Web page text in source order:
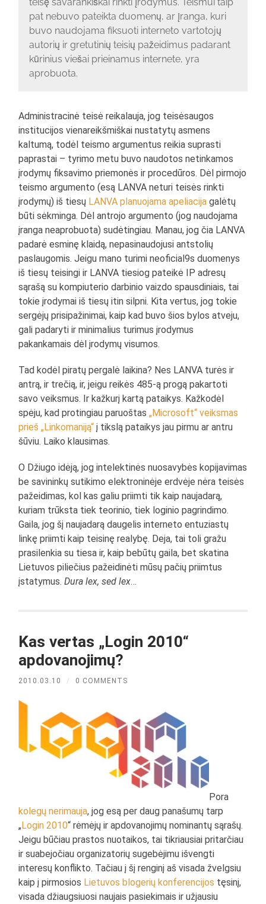
pat nebuvo pateikta duomenų, ar įranga, kuri
buvo naudojama fiksuoti interneto vartotojų
autorių ir gretutinių teisių pažeidimus padarant
kūrinius viešai prieinamus internete, yra
aprobuota.
Administracinė teisė reikalauja, jog teisėsaugos
institucijos vienareikšmiškai nustatytų asmens
kaltumą, todėl teismo argumentus reikia suprasti
paprastai – tyrimo metu buvo naudotos netinkamos
įrodymų fiksavimo priemonės ir procedūros. Dėl pirmojo
teismo argumento (esą LANVA neturi teisės rinkti
įrodymų) iš tiesų LANVA planuojama apeliacija galėtų
būti sėkminga. Dėl antrojo argumento (jog naudojama
įranga neaprobuota) sudėtingiau. Manau, jog čia LANVA
padarė esminę klaidą, nepasinaudojusi antstolių
paslaugomis. Jeigu mano turimi neoficial9s duomenys
iš tiesų teisingi ir LANVA tiesiog pateikė IP adresų
sąrašą su kompiuterio darbinio vaizdo spausdiniais, tai
tokie įrodymai iš tiesų itin silpni. Kita vertus, jog tokie
sergėjų prisipažinimai, kaip kad buvo šios bylos atveju,
gali padaryti ir minimalius turimus įrodymus
pakankamais dėl įrodymų visumos.
Tad kodėl piratų pergalė laikina? Nes LANVA turės ir
antrą, ir trečią, ir, jeigu reikės 485-ą progą pakartoti
savo veiksmus. Ir kažkurį kartą pataikys. Kažkodėl
spėju, kad protingiau paruoštas„Microsoft“ veiksmas
prieš „Linkomaniją“ į tikslą pataikys jau pirmu ar antru
šūviu. Laiko klausimas.
O Džiugo idėją, jog intelektinės nuosavybės kopijavimas
be savininkų sutikimo elektroninėje erdvėje nėra teisės
pažeidimas, kol kas galiu priimti tik kaip naujadarą,
kuriam trūksta tiek teorinio, tiek loginio pagrindimo.
Gaila, jog šį naujadarą daugelis interneto entuziastų
linkę priimti kaip teisinę realybę. Deja, tai toli gražu
prasilenkia su tiesa ir, kaip bebūtų gaila, bet skatina
Lietuvos piliečius pažeidinėti mūsų pačių priimtus
įstatymus.Dura lex, sed lex…
Kas vertas „Login 2010“
apdovanojimų?
2010.03.10 / 0 COMMENTS
Pora
kolegų nerimauja, jog esą per daug panašumų tarp
„Login 2010“ rėmėjų ir apdovanojimų nominantų sąrašų.
Jeigu būčiau prastos nuotaikos, tai tikriausiai pritarčiau
ir suabejočiau organizatorių sugebėjimu išvengti
interesų konflikto. Tačiau į šį renginį aš visada žvelgsiu
kaip į pirmosios Lietuvos blogerių konferencijos tęsinį,
visada džiaugsiuosi naujais pasiekimais ir užjausiu